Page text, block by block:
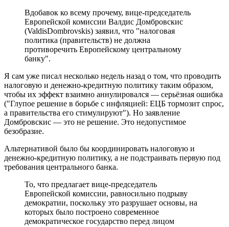
Вдобавок ко всему прочему, вице-председатель
Европейской комиссии Валдис Домбровскис
(ValdisDombrovskis) заявил, что "налоговая
политика (правительств) не должна
противоречить Европейскому центральному
банку".
Я сам уже писал несколько недель назад о том, что проводить
налоговую и денежно-кредитную политику таким образом,
чтобы их эффект взаимно аннулировался — серьёзная ошибка
("Глупое решение в борьбе с инфляцией: ЕЦБ тормозит спрос,
а правительства его стимулируют"). Но заявление
Домбровскис — это не решение. Это недопустимое
безобразие.
Альтернативой было бы координировать налоговую и
денежно-кредитную политику, а не подстраивать первую под
требования центрального банка.
То, что предлагает вице-председатель
Европейской комиссии, равносильно подрыву
демократии, поскольку это разрушает основы, на
которых было построено современное
демократическое государство перед лицом